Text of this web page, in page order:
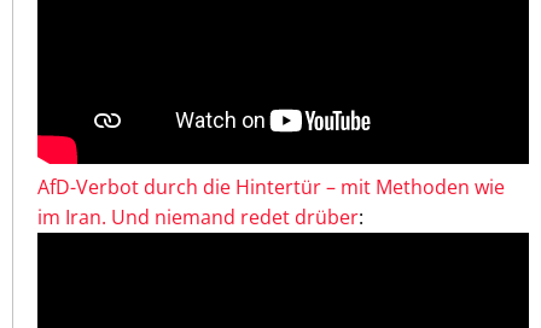
AfD-Verbot durch die Hintertür – mit Methoden wie
im Iran. Und niemand redet drüber: